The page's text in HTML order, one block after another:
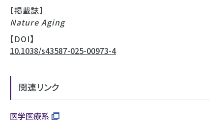
【掲載誌】
Nature Aging
【DOI】
10.1038/s43587-025-00973-4
関連リンク
医学医療系